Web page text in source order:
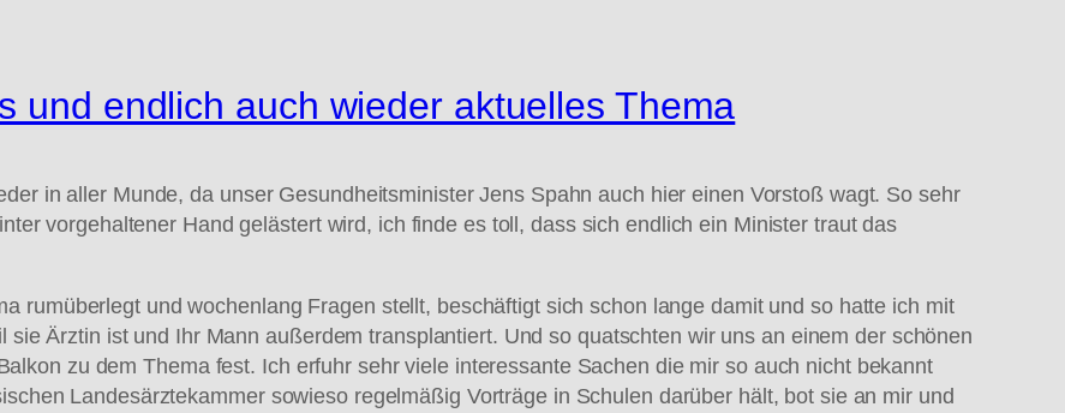
und endlich auch wieder aktuelles Thema
in aller Munde, da unser Gesundheitsminister Jens Spahn auch hier einen Vorstoß wagt. So sehr
vorgehaltener Hand gelästert wird, ich finde es toll, dass sich endlich ein Minister traut das
rumüberlegt und wochenlang Fragen stellt, beschäftigt sich schon lange damit und so hatte ich mit
Ärztin ist und Ihr Mann außerdem transplantiert. Und so quatschten wir uns an einem der schönen
zu dem Thema fest. Ich erfuhr sehr viele interessante Sachen die mir so auch nicht bekannt
Landesärztekammer sowieso regelmäßig Vorträge in Schulen darüber hält, bot sie an mir und